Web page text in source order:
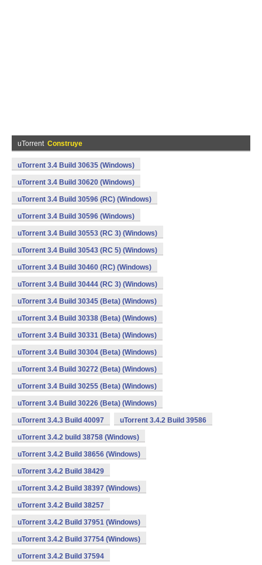
uTorrent Construye
uTorrent 3.4 Build 30635 (Windows)
uTorrent 3.4 Build 30620 (Windows)
uTorrent 3.4 Build 30596 (RC) (Windows)
uTorrent 3.4 Build 30596 (Windows)
uTorrent 3.4 Build 30553 (RC 3) (Windows)
uTorrent 3.4 Build 30543 (RC 5) (Windows)
uTorrent 3.4 Build 30460 (RC) (Windows)
uTorrent 3.4 Build 30444 (RC 3) (Windows)
uTorrent 3.4 Build 30345 (Beta) (Windows)
uTorrent 3.4 Build 30338 (Beta) (Windows)
uTorrent 3.4 Build 30331 (Beta) (Windows)
uTorrent 3.4 Build 30304 (Beta) (Windows)
uTorrent 3.4 Build 30272 (Beta) (Windows)
uTorrent 3.4 Build 30255 (Beta) (Windows)
uTorrent 3.4 Build 30226 (Beta) (Windows)
uTorrent 3.4.3 Build 40097 uTorrent 3.4.2 Build 39586
uTorrent 3.4.2 build 38758 (Windows)
uTorrent 3.4.2 Build 38656 (Windows)
uTorrent 3.4.2 Build 38429
uTorrent 3.4.2 Build 38397 (Windows)
uTorrent 3.4.2 Build 38257
uTorrent 3.4.2 Build 37951 (Windows)
uTorrent 3.4.2 Build 37754 (Windows)
uTorrent 3.4.2 Build 37594